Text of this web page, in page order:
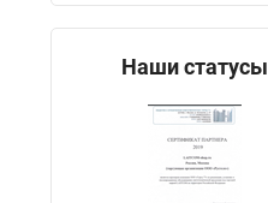
Наши статусы